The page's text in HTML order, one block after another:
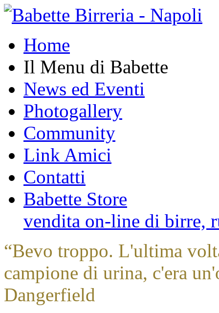
Home
Il Menu di Babette
News ed Eventi
Photogallery
Community
Link Amici
Contatti
Babette Store
vendita on-line di birre,
“Bevo troppo. L'ultima
campione di urina, c'era
Dangerfield